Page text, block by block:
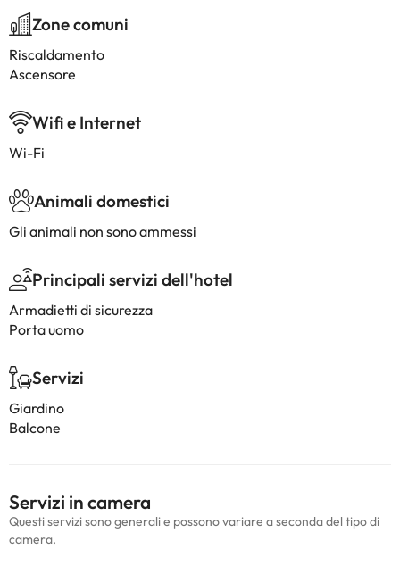
Zone comuni
Riscaldamento
Ascensore
Wifi e Internet
Wi-Fi
Animali domestici
Gli animali non sono ammessi
Principali servizi dell'hotel
Armadietti di sicurezza
Porta uomo
Servizi
Giardino
Balcone
Servizi in camera
Questi servizi sono generali e possono variare a seconda del tipo di
camera.